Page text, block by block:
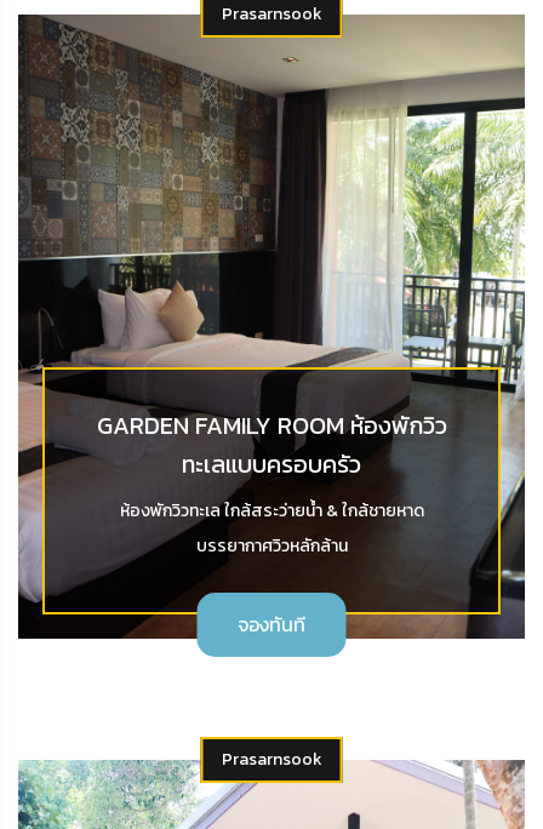
Prasarnsook
GARDEN FAMILY ROOM ห้องพักวิว
ทะเลแบบครอบครัว
ห้องพักวิวทะเล ใกล้สระว่ายน้ำ & ใกล้ชายหาด
บรรยากาศวิวหลักล้าน
จองทันที
Prasarnsook